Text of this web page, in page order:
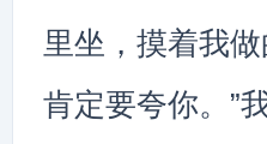
里坐，摸着我
肯定要夸你。”